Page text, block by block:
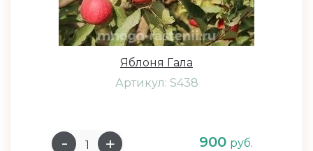
Яблоня Гала
Артикул: S438
900 руб.